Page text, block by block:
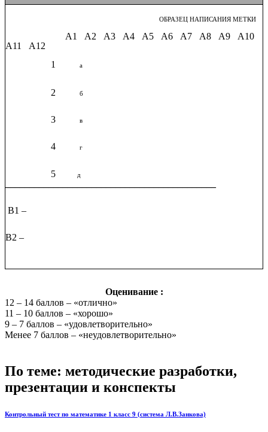
ОБРАЗЕЦ НАПИСАНИЯ МЕТКИ
А1 А2 А3 А4 А5 А6 А7 А8 А9 А10
А11 А12
1
а
2 б
3 в
4 г
5 д
В1 –
В2 –
Оценивание :
12 – 14 баллов – «отлично»
11 – 10 баллов – «хорошо»
9 – 7 баллов – «удовлетворительно»
Менее 7 баллов – «неудовлетворительно»
По теме: методические разработки,
презентации и конспекты
Контрольный тест по математике 1 класс 9 (система Л.В.Занкова)